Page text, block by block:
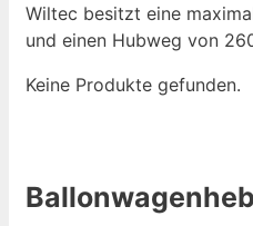
Wiltec besitzt eine
und einen Hubweg von
Keine Produkte gefunden.